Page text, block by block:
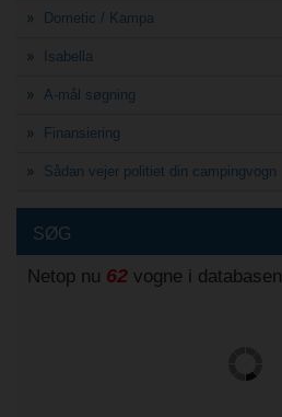
Dometic / Kampa
Isabella
A-mål søgning
Finansiering
Sådan vejer politiet din campingvogn
SØG
Netop nu 62 vogne i databasen